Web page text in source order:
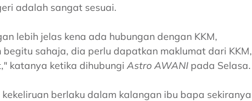
adalah sangat sesuai.
lebih jelas kena ada hubungan dengan KKM,
sahaja, dia perlu dapatkan maklumat dari KKM,
katanya ketika dihubungi Astro AWANI pada Selasa.
berlaku dalam kalangan ibu bapa sekiranya